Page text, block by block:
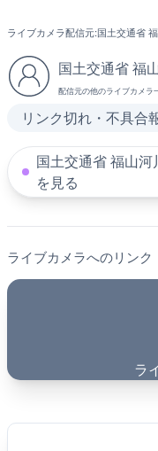
ライブカメラ配信元:国土交通省
国土交通省 福
配信元の他のライブカメラ
リンク切れ・不具合
国土交通省 福山
を見る
ライブカメラへのリンク
ラ